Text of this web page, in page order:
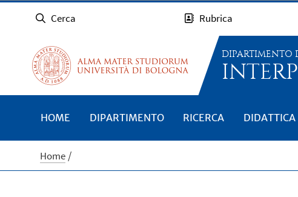
Cerca Rubrica
DIPARTIMENTO
HOME DIPARTIMENTO RICERCA DIDATTICA
Home